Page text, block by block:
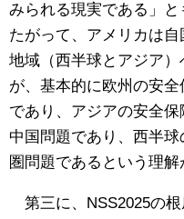
みられる現実である」
たがって、アメリカは
地域（西半球とアジア
が、基本的に欧州の安
であり、アジアの安全
中国問題であり、西半
圏問題であるという理解
第三に、NSS2025の